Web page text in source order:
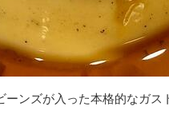
ーンズが入った本格的なガス